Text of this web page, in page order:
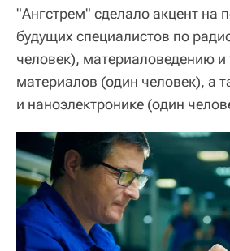
"Ангстрем" сделало акцент на
будущих специалистов по
человек), материаловедению и
материалов (один человек), а
и наноэлектронике (один